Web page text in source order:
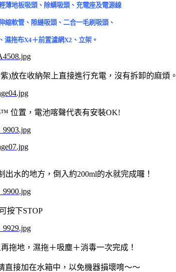
薄地板吸頭、除螨吸頭、充電座及電源線
縮軟管、隙縫吸頭、二合一毛刷吸頭、
濕拖布X4＋前置濾網X2、立架。
)放在收納架上直接進行充電，沒有拆卸的麻煩。
位置，電池喀聲代表有安裝OK!
水的地方，倒入約200ml的水就完成囉！
按下STOP
拖地，濕拖＋吸塵＋消毒一次完成！
直接加在水箱中，以免機器損壞唷～～